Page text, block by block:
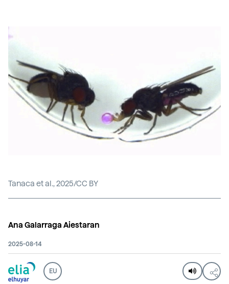
Tanaca et al., 2025/CC BY
Ana Galarraga Aiestaran
2025-08-14
EU